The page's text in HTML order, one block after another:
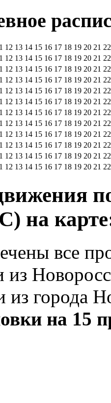
12 13 14 15 16 17 18 19 20 21 22
12 13 14 15 16 17 18 19 20 21 22
12 13 14 15 16 17 18 19 20 21 22
12 13 14 15 16 17 18 19 20 21 22
12 13 14 15 16 17 18 19 20 21 22
12 13 14 15 16 17 18 19 20 21 22
12 13 14 15 16 17 18 19 20 21 22
12 13 14 15 16 17 18 19 20 21 22
12 13 14 15 16 17 18 19 20 21 22
12 13 14 15 16 17 18 19 20 21 22
12 13 14 15 16 17 18 19 20 21 22
12 13 14 15 16 17 18 19 20 21 22
на
все
из
города
на 15